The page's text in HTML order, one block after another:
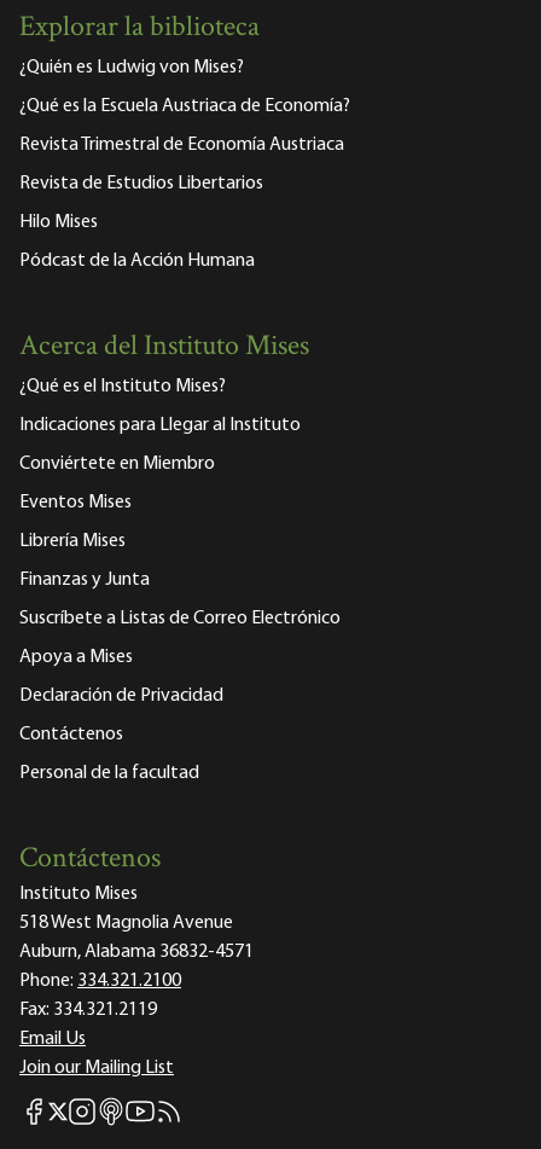
Explorar la biblioteca
¿Quién es Ludwig von Mises?
¿Qué es la Escuela Austriaca de Economía?
Revista Trimestral de Economía Austriaca
Revista de Estudios Libertarios
Hilo Mises
Pódcast de la Acción Humana
Acerca del Instituto Mises
¿Qué es el Instituto Mises?
Indicaciones para Llegar al Instituto
Conviértete en Miembro
Eventos Mises
Librería Mises
Finanzas y Junta
Suscríbete a Listas de Correo Electrónico
Apoya a Mises
Declaración de Privacidad
Contáctenos
Personal de la facultad
Contáctenos
Instituto Mises
518 West Magnolia Avenue
Auburn, Alabama 36832-4571
Phone: 334.321.2100
Fax: 334.321.2119
Email Us
Join our Mailing List
Mises Facebook
Mises X
Mises Instagram
Mises itunes
Mises Youtube
Mises RSS feed